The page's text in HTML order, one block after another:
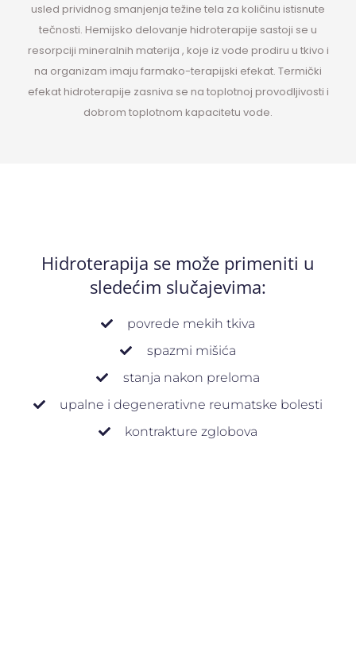
usled prividnog smanjenja težine tela za količinu istisnute
tečnosti. Hemijsko delovanje hidroterapije sastoji se u
resorpciji mineralnih materija , koje iz vode prodiru u tkivo i
na organizam imaju farmako-terapijski efekat. Termički
efekat hidroterapije zasniva se na toplotnoj provodljivosti i
dobrom toplotnom kapacitetu vode.
Hidroterapija se može primeniti u
sledećim slučajevima:
povrede mekih tkiva
spazmi mišića
stanja nakon preloma
upalne i degenerativne reumatske bolesti
kontrakture zglobova